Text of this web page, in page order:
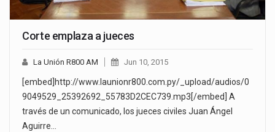
Corte emplaza a jueces
La Unión R800 AM Jun 10, 2015
[embed]http://www.launionr800.com.py/_upload/audios/0
9049529_25392692_55783D2CEC739.mp3[/embed] A
través de un comunicado, los jueces civiles Juan Ángel
Aguirre…